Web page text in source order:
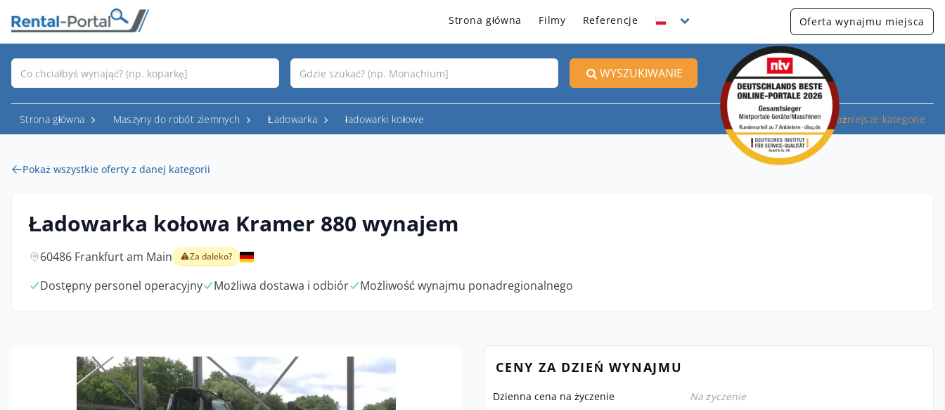
Strona główna Filmy Referencje Oferta wynajmu miejsca
WYSZUKIWANIE
Strona główna Maszyny do robót ziemnych Ładowarka ładowarki kołowe Najważniejsze kategorie
Pokaż wszystkie oferty z danej kategorii
Ładowarka kołowa Kramer 880 wynajem
60486 Frankfurt am Main Za daleko?
Dostępny personel operacyjny Możliwa dostawa i odbiór Możliwość wynajmu ponadregionalnego
CENY ZA DZIEŃ WYNAJMU
Dzienna cena na życzenie Na życzenie